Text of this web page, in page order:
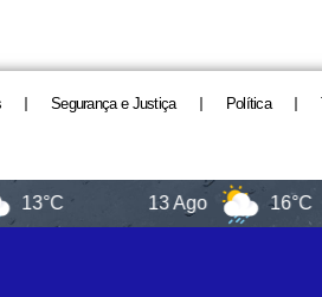
Segurança e Justiça Política
16°C